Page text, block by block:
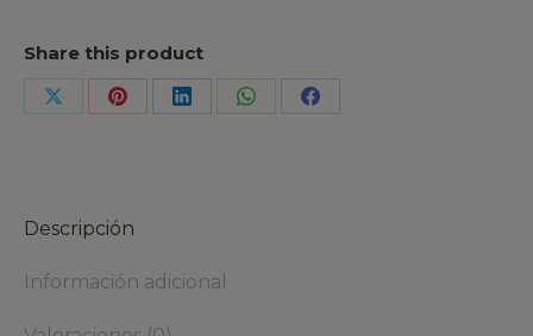
Share this product
Descripción
Información adicional